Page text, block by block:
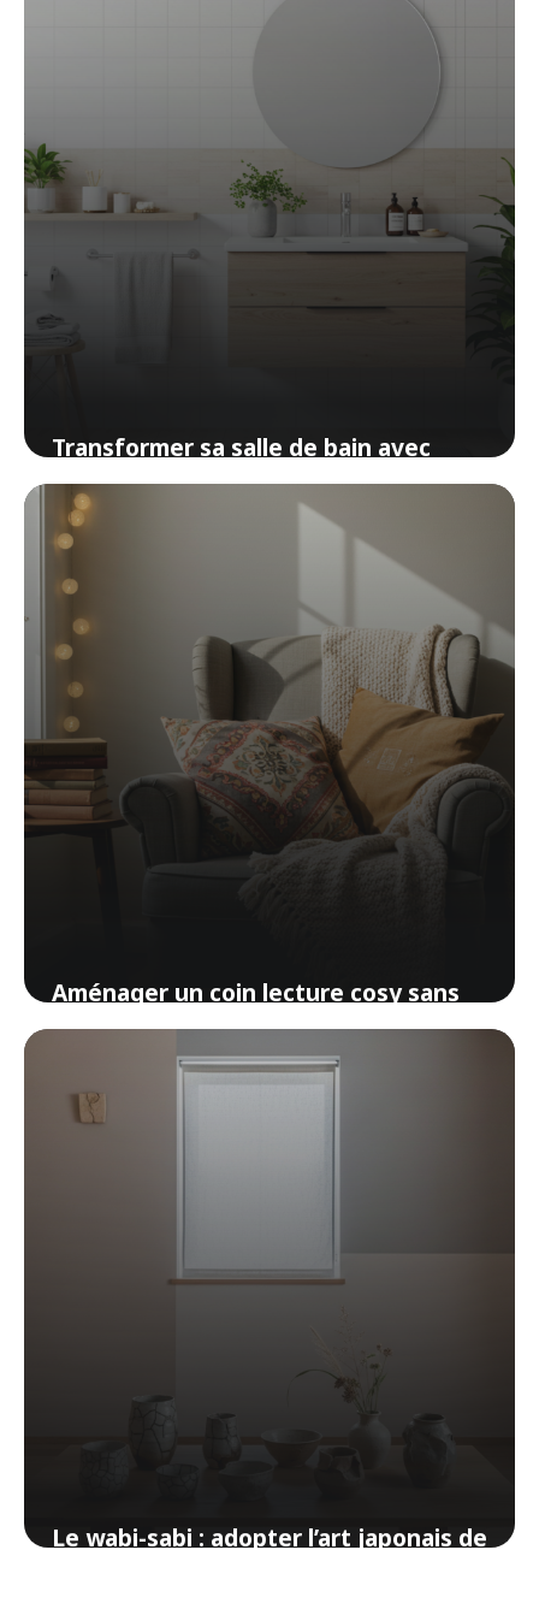
Transformer sa salle de bain avec
moins de 100 euros
5 avril 2026
Aménager un coin lecture cosy sans
se ruiner
Le wabi-sabi : adopter l’art japonais de